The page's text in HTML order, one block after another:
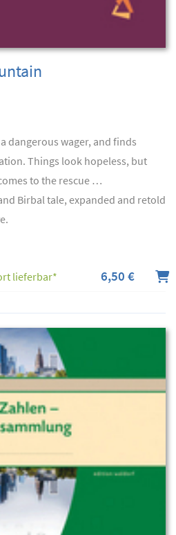
dangerous wager, and finds
Things look hopeless, but
to the rescue …
Birbal tale, expanded and retold
lieferbar* 6,50 €